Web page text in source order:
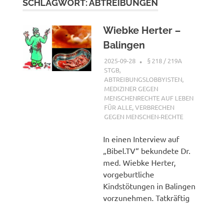
SCHLAGWORT:ABTREIBUNGEN
Wiebke Herter –
Balingen
2025-09-28 XX
§ 218 / 219A
STGB,
ABTREIBUNGSLOBBYISTEN,
MEDIZINER GEGEN
MENSCHENRECHTE AUF LEBEN
FÜR ALLE,VERBRECHEN
GEGEN MENSCHEN-RECHTE
In einen Interview auf
„Bibel.TV“ bekundete Dr.
med. Wiebke Herter,
vorgeburtliche
Kindstötungen in Balingen
vorzunehmen. Tatkräftig